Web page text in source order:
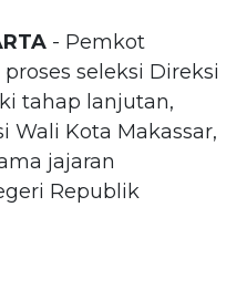
- Pemkot
seleksi Direksi
tahap lanjutan,
Wali Kota Makassar,
jajaran
Republik